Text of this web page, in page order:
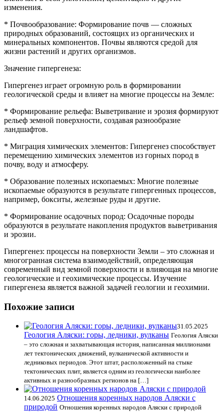
изменения.
* Почвообразование: Формирование почв — сложных
природных образований, состоящих из органических и
минеральных компонентов. Почвы являются средой для
жизни растений и других организмов.
Значение гипергенеза:
Гипергенез играет огромную роль в формировании
геологической среды и влияет на многие процессы на Земле:
* Формирование рельефа: Выветривание и эрозия формируют
рельеф земной поверхности, создавая разнообразие
ландшафтов.
* Миграция химических элементов: Гипергенез способствует
перемещению химических элементов из горных пород в
почву, воду и атмосферу.
* Образование полезных ископаемых: Многие полезные
ископаемые образуются в результате гипергенных процессов,
например, бокситы, железные руды и другие.
* Формирование осадочных пород: Осадочные породы
образуются в результате накопления продуктов выветривания
и эрозии.
Гипергенез: процессы на поверхности Земли – это сложная и
многогранная система взаимодействий, определяющая
современный вид земной поверхности и влияющая на многие
геологические и геохимические процессы. Изучение
гипергенеза является важной задачей геологии и геохимии.
Похожие записи
31.05.2025
Геология Аляски: горы, ледники, вулканы Геология Аляски
– это сложная и захватывающая история, написанная миллионами
лет тектонических движений, вулканической активности и
ледниковых периодов. Этот штат, расположенный на стыке
тектонических плит, является одним из геологически наиболее
активных и разнообразных регионов на […]
14.06.2025 Отношения коренных народов Аляски с
природой Отношения коренных народов Аляски с природой